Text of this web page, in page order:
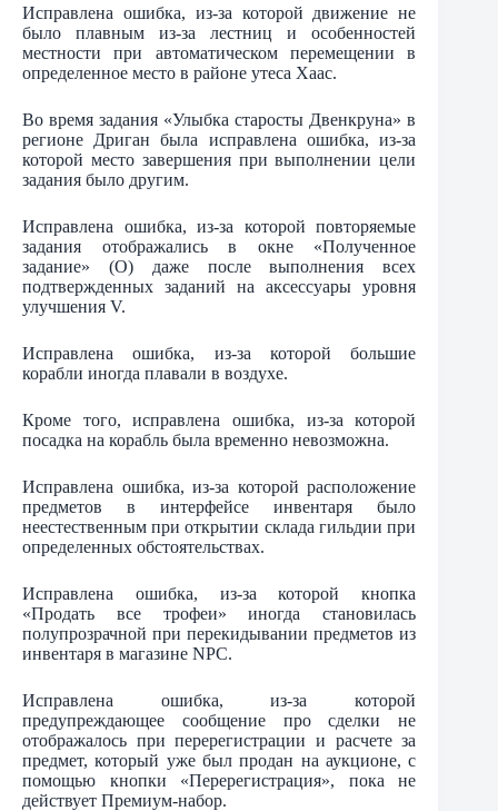
Исправлена ошибка, из-за которой движение не
было плавным из-за лестниц и особенностей
местности при автоматическом перемещении в
определенное место в районе утеса Хаас.
Во время задания «Улыбка старосты Двенкруна» в
регионе Дриган была исправлена ошибка, из-за
которой место завершения при выполнении цели
задания было другим.
Исправлена ошибка, из-за которой повторяемые
задания отображались в окне «Полученное
задание» (O) даже после выполнения всех
подтвержденных заданий на аксессуары уровня
улучшения V.
Исправлена ошибка, из-за которой большие
корабли иногда плавали в воздухе.
Кроме того, исправлена ошибка, из-за которой
посадка на корабль была временно невозможна.
Исправлена ошибка, из-за которой расположение
предметов в интерфейсе инвентаря было
неестественным при открытии склада гильдии при
определенных обстоятельствах.
Исправлена ошибка, из-за которой кнопка
«Продать все трофеи» иногда становилась
полупрозрачной при перекидывании предметов из
инвентаря в магазине NPC.
Исправлена ошибка, из-за которой
предупреждающее сообщение про сделки не
отображалось при перерегистрации и расчете за
предмет, который уже был продан на аукционе, с
помощью кнопки «Перерегистрация», пока не
действует Премиум-набор.